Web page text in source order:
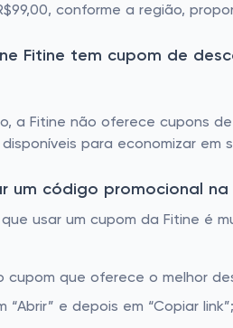
conforme a região,
Fitine tem cupom de
a Fitine não oferece cupons
para economizar em
um código promocional na
usar um cupom da Fitine é
cupom que oferece o melhor
“Abrir” e depois em “Copiar link”;